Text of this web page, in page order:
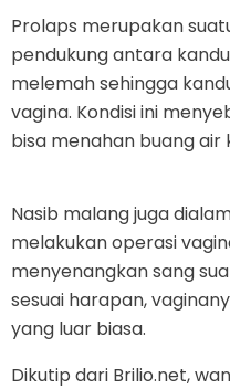
Prolaps merupakan
pendukung antara
melemah sehingga
vagina. Kondisi ini
bisa menahan buang air
Nasib malang juga
melakukan operasi
menyenangkan sang
sesuai harapan,
yang luar biasa.
Dikutip dari Brilio.net,